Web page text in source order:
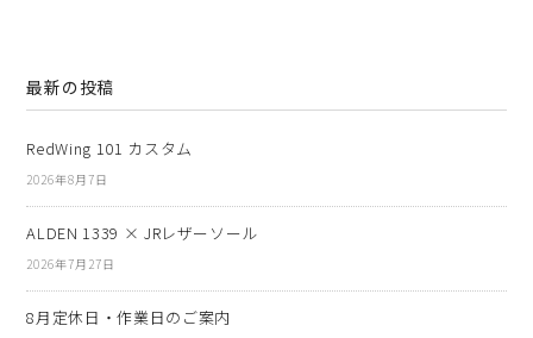
最新の投稿
RedWing 101 カスタム
2026年8月7日
ALDEN 1339 × JRレザーソール
2026年7月27日
8月定休日・作業日のご案内